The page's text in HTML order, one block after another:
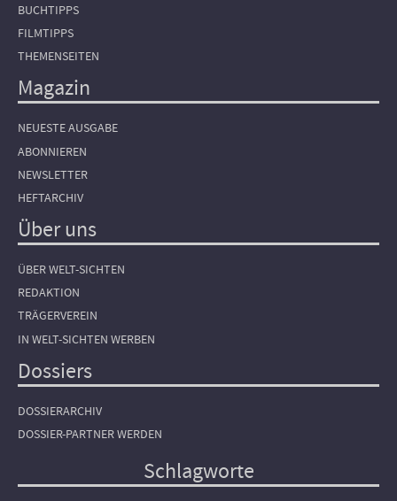
BUCHTIPPS
FILMTIPPS
THEMENSEITEN
Magazin
NEUESTE AUSGABE
ABONNIEREN
NEWSLETTER
HEFTARCHIV
Über uns
ÜBER WELT-SICHTEN
REDAKTION
TRÄGERVEREIN
IN WELT-SICHTEN WERBEN
Dossiers
DOSSIERARCHIV
DOSSIER-PARTNER WERDEN
Schlagworte